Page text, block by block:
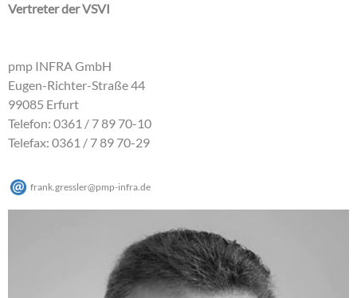
Vertreter der VSVI
pmp INFRA GmbH
Eugen-Richter-Straße 44
99085 Erfurt
Telefon: 0361 / 7 89 70-10
Telefax: 0361 / 7 89 70-29
frank.gressler@pmp-infra.de